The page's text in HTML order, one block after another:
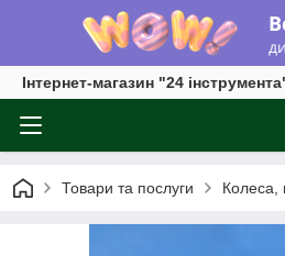
Інтернет-магазин "24
Товари та послуги Колеса,